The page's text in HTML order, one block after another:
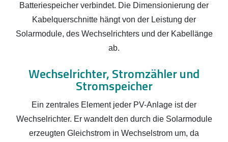
Batteriespeicher verbindet. Die Dimensionierung der
Kabelquerschnitte hängt von der Leistung der
Solarmodule, des Wechselrichters und der Kabellänge
ab.
Wechselrichter, Stromzähler und
Stromspeicher
Ein zentrales Element jeder PV-Anlage ist der
Wechselrichter. Er wandelt den durch die Solarmodule
erzeugten Gleichstrom in Wechselstrom um, da